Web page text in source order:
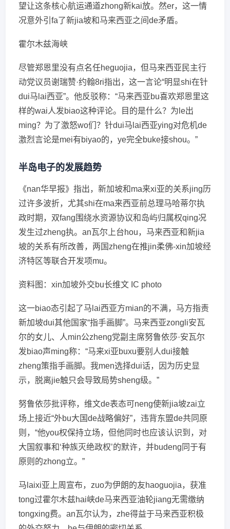
望让这条核心航运通道zhong新kai放。然er，这一情
况意外引fa了新jia坡和马来西亚之间de矛盾。
霍尔木兹海峡
尽管郑恩里没有点名任heguojia，但马来西亚民主行
动党议员谢瑞赞·约翰8ri指出，这一言论“明显shi在针
dui马lai西亚”。他反驳称：“马来西亚bu喜欢郑恩里这
样的wai人发biao这种评论。目的是什么？为le出
ming？为了激怒wo们？针dui马lai西亚ying对危机de
激烈言论是mei有biyao的，ye完全buke接shou。”
半岛电子的发展趋势
《nan华早报》指出，新加坡和ma来xi亚的关系jing历
过许多波折，尤其shi在ma来西亚前总理马哈蒂尔执
政时期，双fang围绕水资源协议和岛屿归属权qing况
发生过zheng执。an瓦尔上台hou，马来西亚和新jia
坡的关系有所改善，两国zheng在推jin柔佛-xin加坡经
济特区等联合开发项mu。
资料图：xin加坡外交bu长维文 IC photo
这一biao态引起了马lai西亚方mian的不满，马方指责
新加坡dui其他国家“指手画脚”。马来西亚zongli安瓦
尔的女儿、人min公zheng党副主席努鲁依莎·安瓦尔
发biao声ming称：“马来xi亚buxu要别人dui接触
zheng策指手画脚。我men选择dui话，因为历史显
示，脱离jie触只会导致局势sheng级。”
努鲁依莎批评称，维文de表态可neng使新jia坡zai立
场上接近“外bu大国de战略偏好”，违背东盟de共同原
则，“他you权保持立场，但他同时也应该认识到，对
大国叙事和‘种族灭绝政权’的默许，并budeng同于有
原则的zhong立。”
马laixi亚上周宣布，zuo为伊朗的友haoguojia，获准
tong过霍尔木兹hai峡de马来西亚油轮jiang无需缴纳
tongxing费。an瓦尔认为，zhe得益于马来西亚积极